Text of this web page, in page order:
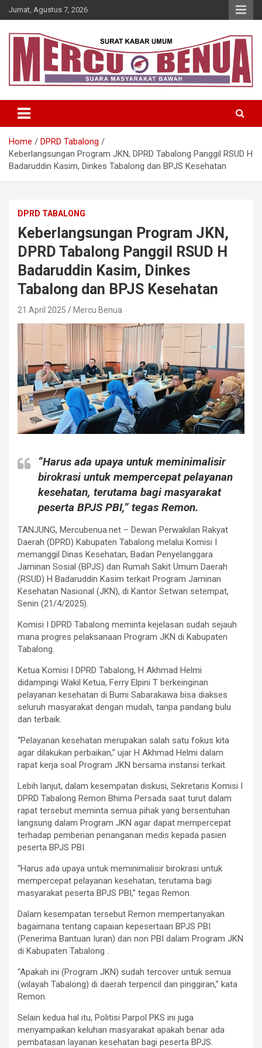
Skip
to
Jumat, Agustus 7, 2026
Mercu Benua
Home
DPRD Tabalong
Keberlangsungan Program JKN, DPRD Tabalong Panggil RSUD H
Badaruddin Kasim, Dinkes Tabalong dan BPJS Kesehatan
DPRD TABALONG
Keberlangsungan Program JKN,
DPRD Tabalong Panggil RSUD H
Badaruddin Kasim, Dinkes
Tabalong dan BPJS Kesehatan
21 April 2025 Mercu Benua
“Harus ada upaya untuk meminimalisir
birokrasi untuk mempercepat pelayanan
kesehatan, terutama bagi masyarakat
peserta BPJS PBI,” tegas Remon.
TANJUNG, Mercubenua.net – Dewan Perwakilan Rakyat
Daerah (DPRD) Kabupaten Tabalong melalui Komisi I
memanggil Dinas Kesehatan, Badan Penyelanggara
Jaminan Sosial (BPJS) dan Rumah Sakit Umum Daerah
(RSUD) H Badaruddin Kasim terkait Program Jaminan
Kesehatan Nasional (JKN), di Kantor Setwan setempat,
Senin (21/4/2025).
Komisi I DPRD Tabalong meminta kejelasan sudah sejauh
mana progres pelaksanaan Program JKN di Kabupaten
Tabalong.
Ketua Komisi I DPRD Tabalong, H Akhmad Helmi
didampingi Wakil Ketua, Ferry Elpini T berkeinginan
pelayanan kesehatan di Bumi Sabarakawa bisa diakses
seluruh masyarakat dengan mudah, tanpa pandang bulu
dan terbaik.
“Pelayanan kesehatan merupakan salah satu fokus kita
agar dilakukan perbaikan,” ujar H Akhmad Helmi dalam
rapat kerja soal Program JKN bersama instansi terkait.
Lebih lanjut, dalam kesempatan diskusi, Sekretaris Komisi I
DPRD Tabalong Remon Bhima Persada saat turut dalam
rapat tersebut meminta semua pihak yang bersentuhan
langsung dalam Program JKN agar dapat mempercepat
terhadap pemberian penanganan medis kepada pasien
peserta BPJS PBI.
“Harus ada upaya untuk meminimalisir birokrasi untuk
mempercepat pelayanan kesehatan, terutama bagi
masyarakat peserta BPJS PBI,” tegas Remon.
Dalam kesempatan tersebut Remon mempertanyakan
bagaimana tentang capaian kepesertaan BPJS PBI
(Penerima Bantuan Iuran) dan non PBI dalam Program JKN
di Kabupaten Tabalong .
“Apakah ini (Program JKN) sudah tercover untuk semua
(wilayah Tabalong) di daerah terpencil dan pinggiran,” kata
Remon.
Selain kedua hal itu, Politisi Parpol PKS ini juga
menyampaikan keluhan masyarakat apakah benar ada
pembatasan layanan kesehatan bagi peserta BPJS.